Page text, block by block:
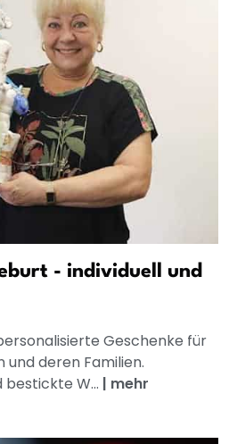
- individuell und
Geschenke für
deren Familien.
W... | mehr